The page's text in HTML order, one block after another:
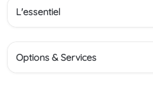
L'essentiel
Options & Services